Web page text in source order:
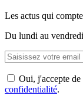
Les actus qui
Du lundi au
Oui, j'accepte
confidentialité.